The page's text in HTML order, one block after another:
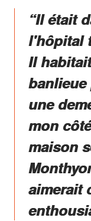
“Il était
l'hôpital
Il
une
mon
maison
aimerait